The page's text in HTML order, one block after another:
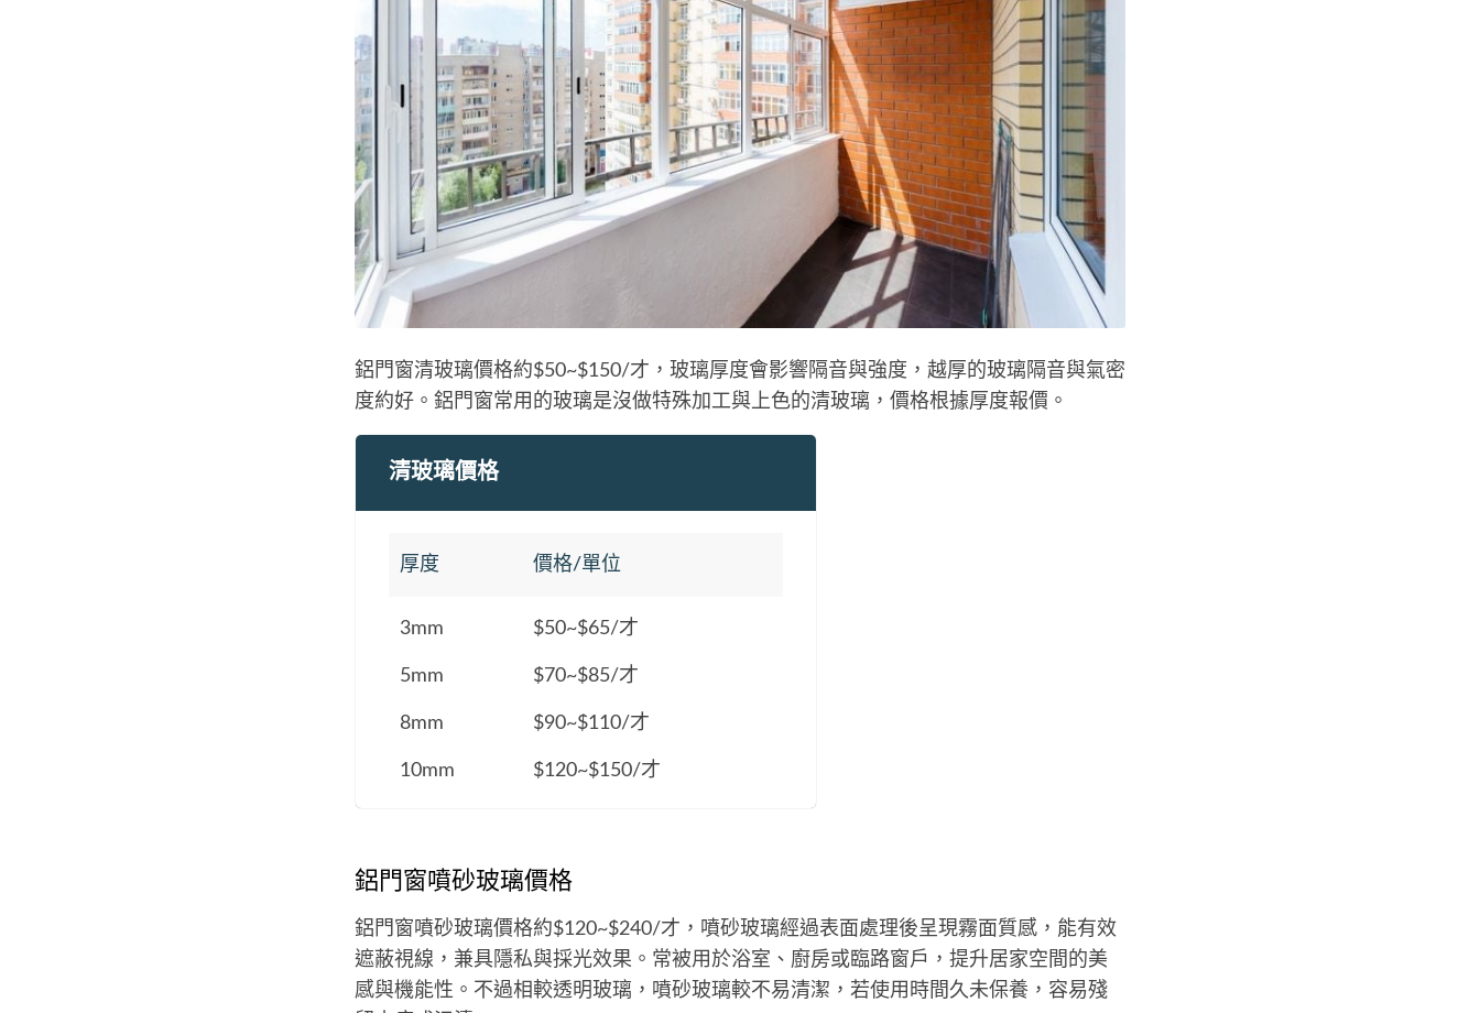
鋁門窗清玻璃價格約$50~$150/才，玻璃厚度會影響隔音與強度，越厚的玻璃隔音與氣密
度約好。鋁門窗常用的玻璃是沒做特殊加工與上色的清玻璃，價格根據厚度報價。
清玻璃價格
厚度 價格/單位
3mm $50~$65/才
5mm $70~$85/才
8mm $90~$110/才
10mm $120~$150/才
鋁門窗噴砂玻璃價格
鋁門窗噴砂玻璃價格約$120~$240/才，噴砂玻璃經過表面處理後呈現霧面質感，能有效
遮蔽視線，兼具隱私與採光效果。常被用於浴室、廚房或臨路窗戶，提升居家空間的美
感與機能性。不過相較透明玻璃，噴砂玻璃較不易清潔，若使用時間久未保養，容易殘